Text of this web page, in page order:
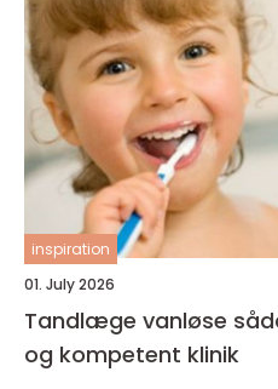
inspiration
01. July 2026
Tandlæge vanløse sådan finder du en tryg
og kompetent klinik